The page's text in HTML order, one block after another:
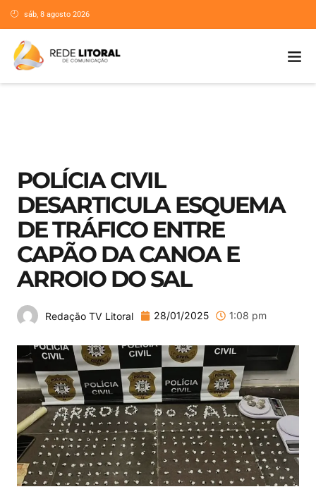
sáb, 8 agosto 2026
POLÍCIA CIVIL
DESARTICULA ESQUEMA
DE TRÁFICO ENTRE
CAPÃO DA CANOA E
ARROIO DO SAL
Redação TV Litoral 28/01/2025 1:08 pm